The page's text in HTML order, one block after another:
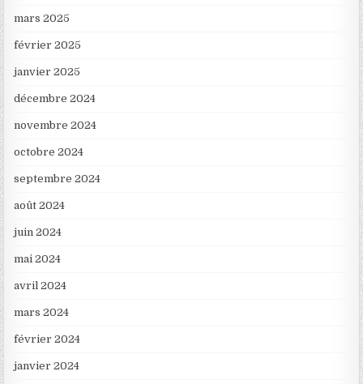
mars 2025
février 2025
janvier 2025
décembre 2024
novembre 2024
octobre 2024
septembre 2024
août 2024
juin 2024
mai 2024
avril 2024
mars 2024
février 2024
janvier 2024